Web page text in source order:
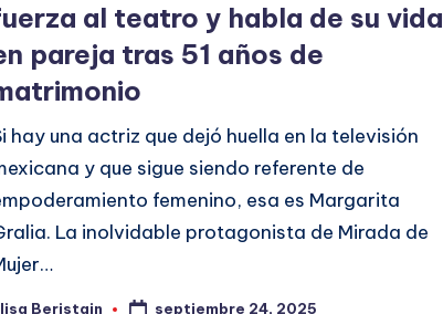
al teatro y habla de su vida
pareja tras 51 años de
hay una actriz que dejó huella en la televisión
y que sigue siendo referente de
femenino, esa es Margarita
La inolvidable protagonista de Mirada de
Beristain septiembre 24, 2025